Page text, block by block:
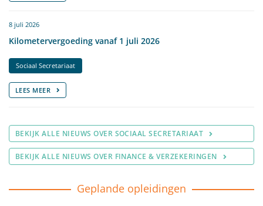
8 juli 2026
Kilometervergoeding vanaf 1 juli 2026
Sociaal Secretariaat
LEES MEER
BEKIJK ALLE NIEUWS OVER SOCIAAL SECRETARIAAT
BEKIJK ALLE NIEUWS OVER FINANCE & VERZEKERINGEN
Geplande opleidingen